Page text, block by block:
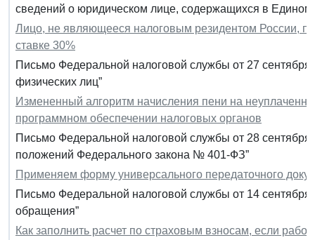
сведений о юридическом лице, содержащихся в Едином
Лицо, не являющееся налоговым резидентом России,
ставке 30%
Письмо Федеральной налоговой службы от 27
физических лиц”
Измененный алгоритм начисления пени на
программном обеспечении налоговых органов
Письмо Федеральной налоговой службы от 28
положений Федерального закона № 401-ФЗ”
Применяем форму универсального передаточного
Письмо Федеральной налоговой службы от 14
обращения”
Как заполнить расчет по страховым взносам, если